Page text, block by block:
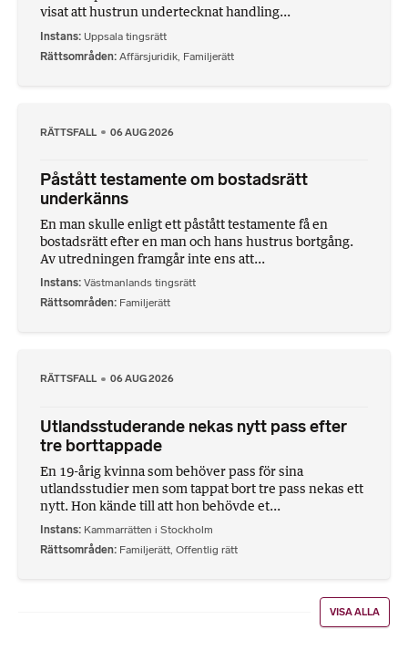
visat att hustrun undertecknat handling...
Instans Uppsala tingsrätt
Rättsområden Affärsjuridik Familjerätt
RÄTTSFALL 06 AUG 2026
Påstått testamente om bostadsrätt
underkänns
En man skulle enligt ett påstått testamente få en
bostadsrätt efter en man och hans hustrus bortgång.
Av utredningen framgår inte ens att...
Instans Västmanlands tingsrätt
Rättsområden Familjerätt
RÄTTSFALL 06 AUG 2026
Utlandsstuderande nekas nytt pass efter
tre borttappade
En 19-årig kvinna som behöver pass för sina
utlandsstudier men som tappat bort tre pass nekas ett
nytt. Hon kände till att hon behövde et...
Instans Kammarrätten i Stockholm
Rättsområden Familjerätt, Offentlig rätt
VISA ALLA